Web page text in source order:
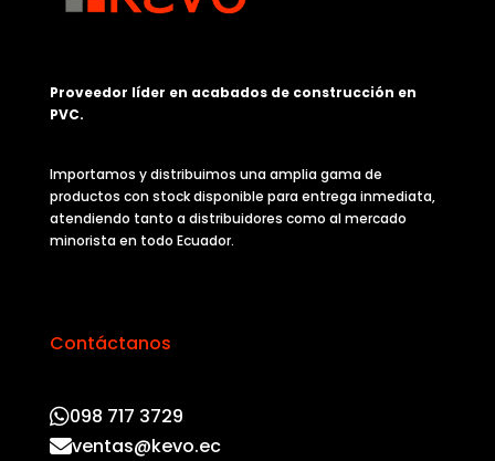
Proveedor líder en acabados de construcción en
PVC.
Importamos y distribuimos una amplia gama de
productos con stock disponible para entrega inmediata,
atendiendo tanto a distribuidores como al mercado
minorista en todo Ecuador.
Contáctanos
098 717 3729
ventas@kevo.ec